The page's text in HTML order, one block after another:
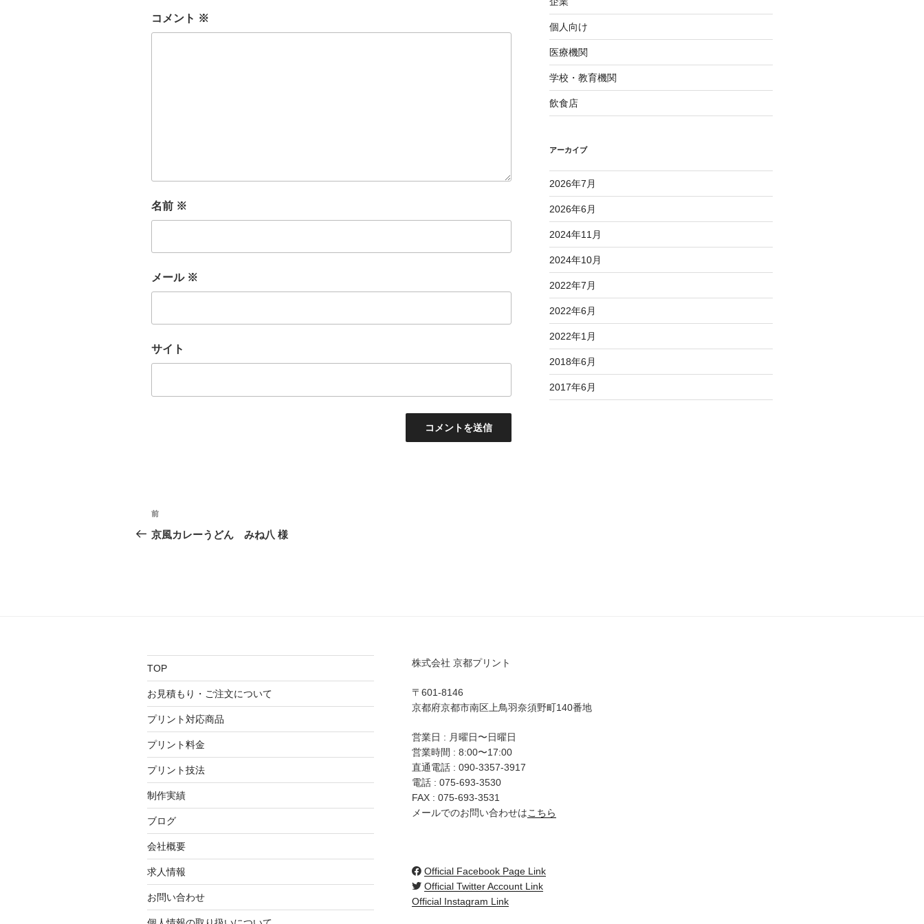
コメント ※
名前 ※
メール ※
サイト
投
稿
シ
ョ
ン
前
の
前
京風カレーうどん みね八 様
個人向け
医療機関
学校・教育機関
飲食店
アーカイブ
2026年7月
2026年6月
2024年11月
2024年10月
2022年7月
2022年6月
2022年1月
2018年6月
2017年6月
TOP
お見積もり・ご注文について
プリント対応商品
プリント料金
プリント技法
制作実績
ブログ
会社概要
求人情報
お問い合わせ
株式会社 京都プリント
〒601-8146
京都府京都市南区上鳥羽奈須野町140番地
営業日 : 月曜日〜日曜日
営業時間 : 8:00〜17:00
直通電話 : 090-3357-3917
電話 : 075-693-3530
FAX : 075-693-3531
メールでのお問い合わせはこちら
Official Facebook Page Link
Official Twitter Account Link
Official Instagram Link